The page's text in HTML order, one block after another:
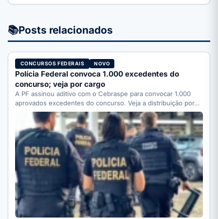
📚Posts relacionados
CONCURSOS FEDERAIS NOVO
Polícia Federal convoca 1.000 excedentes do
concurso; veja por cargo
A PF assinou aditivo com o Cebraspe para convocar 1.000
aprovados excedentes do concurso. Veja a distribuição por…